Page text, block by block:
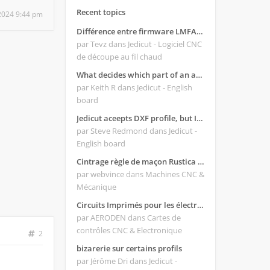
9:44 pm
2
Recent topics
Différence entre firmware LMFAO_V4_8_0 et du GRBL
par Tevz dans Jedicut - Logiciel CNC
de découpe au fil chaud
What decides which part of an airfoil is the extrado and intrado?
par Keith R dans Jedicut - English
board
Jedicut aceepts DXF profile, but It won't cut (Icons grayed out)
par Steve Redmond dans Jedicut -
English board
Cintrage règle de maçon Rustica 2018C
par webvince dans Machines CNC &
Mécanique
Circuits Imprimés pour les électroniques:
par AERODEN dans Cartes de
contrôles CNC & Electronique
bizarerie sur certains profils
par Jérôme Dri dans Jedicut -